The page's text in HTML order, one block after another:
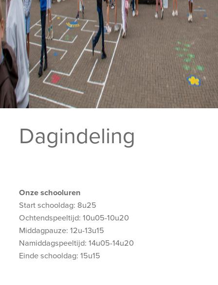
Dagindeling
Onze schooluren
Start schooldag: 8u25
Ochtendspeeltijd: 10u05-10u20
Middagpauze: 12u-13u15
Namiddagspeeltijd: 14u05-14u20
Einde schooldag: 15u15